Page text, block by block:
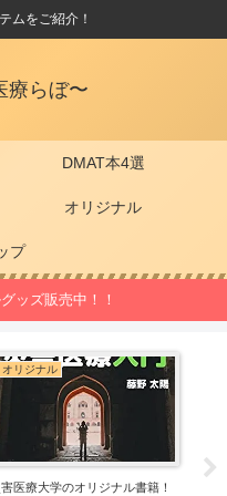
ムをご紹介！
療らぼ〜
DMAT本4選
オリジナル
プ
ッズ販売中！！
オリジナル
医療大学のオリジナル書籍！